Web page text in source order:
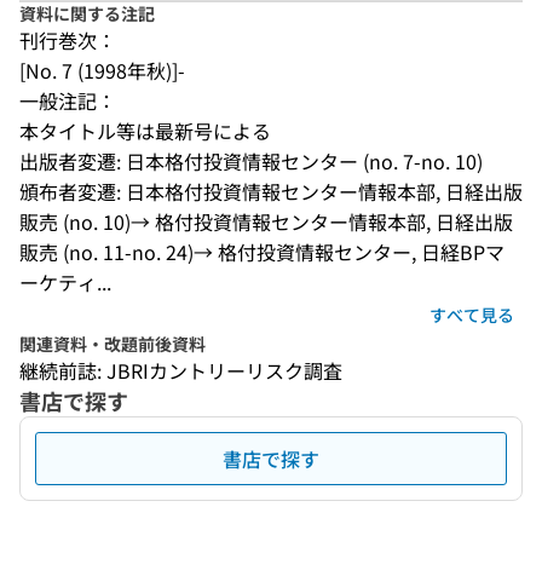
資料に関する注記
刊行巻次：
[No. 7 (1998年秋)]-
一般注記：
本タイトル等は最新号による
出版者変遷: 日本格付投資情報センター (no. 7-no. 10)
頒布者変遷: 日本格付投資情報センター情報本部, 日経出版
販売 (no. 10)→ 格付投資情報センター情報本部, 日経出版
販売 (no. 11-no. 24)→ 格付投資情報センター, 日経BPマ
ーケティ...
すべて見る
関連資料・改題前後資料
継続前誌: JBRIカントリーリスク調査
書店で探す
書店で探す